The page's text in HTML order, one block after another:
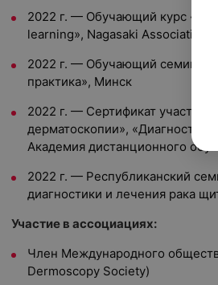
2022 г. — Обучающий курс
learning», Nagasaki Association
2022 г. — Обучающий семинар
практика», Минск
2022 г. — Сертификат
дерматоскопии»,
Академия дистанционного
2022 г. — Республиканский
диагностики и лечения рака
Участие в ассоциациях:
Член Международного
Dermoscopy Society)